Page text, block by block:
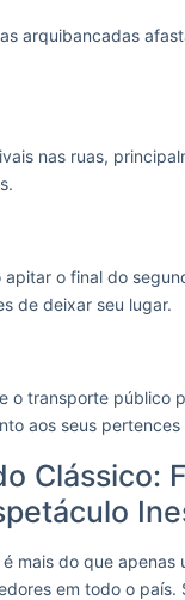
arquibancadas
nas ruas,
o final do
de deixar seu lugar.
o transporte
aos seus
Clássico:
é mais do que apenas
em todo o